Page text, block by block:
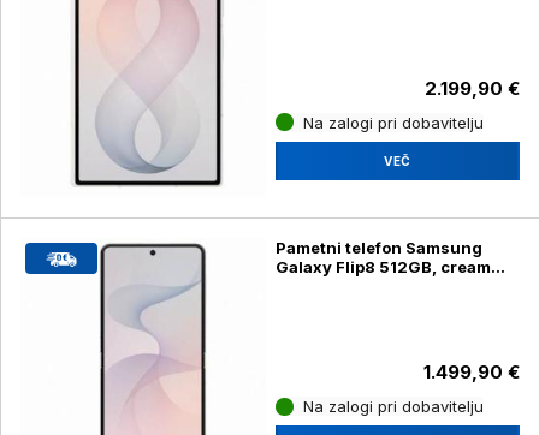
2.199,90 €
Na zalogi pri dobavitelju
VEČ
Pametni telefon Samsung
Galaxy Flip8 512GB, cream
1.499,90 €
Na zalogi pri dobavitelju